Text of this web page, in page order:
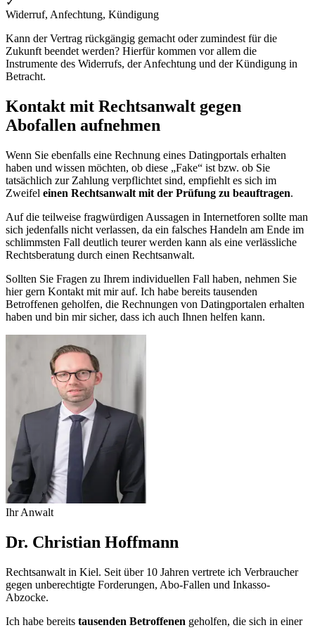
Widerruf, Anfechtung, Kündigung
Kann der Vertrag rückgängig gemacht oder zumindest für die
Zukunft beendet werden? Hierfür kommen vor allem die
Instrumente des Widerrufs, der Anfechtung und der Kündigung in
Betracht.
Kontakt mit Rechtsanwalt gegen
Abofallen aufnehmen
Wenn Sie ebenfalls eine Rechnung eines Datingportals erhalten
haben und wissen möchten, ob diese „Fake“ ist bzw. ob Sie
tatsächlich zur Zahlung verpflichtet sind, empfiehlt es sich im
Zweifel einen Rechtsanwalt mit der Prüfung zu beauftragen.
Auf die teilweise fragwürdigen Aussagen in Internetforen sollte man
sich jedenfalls nicht verlassen, da ein falsches Handeln am Ende im
schlimmsten Fall deutlich teurer werden kann als eine verlässliche
Rechtsberatung durch einen Rechtsanwalt.
Sollten Sie Fragen zu Ihrem individuellen Fall haben, nehmen Sie
hier gern Kontakt mit mir auf. Ich habe bereits tausenden
Betroffenen geholfen, die Rechnungen von Datingportalen erhalten
haben und bin mir sicher, dass ich auch Ihnen helfen kann.
Ihr Anwalt
Dr. Christian Hoffmann
Rechtsanwalt in Kiel. Seit über 10 Jahren vertrete ich Verbraucher
gegen unberechtigte Forderungen, Abo-Fallen und Inkasso-
Abzocke.
Ich habe bereits tausenden Betroffenen geholfen, die sich in einer